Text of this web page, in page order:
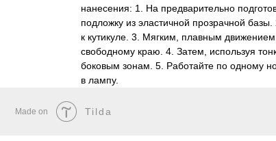
нанесения: 1. На предварительно
подложку из эластичной прозрачной
к кутикуле. 3. Мягким, плавным движением
свободному краю. 4. Затем, используя
боковым зонам. 5. Работайте по одному
в лампу.
Made on Tilda